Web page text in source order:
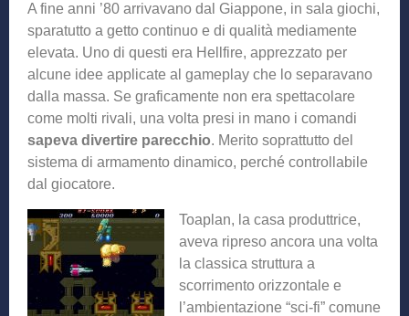
A fine anni ’80 arrivavano dal Giappone, in sala giochi,
sparatutto a getto continuo e di qualità mediamente
elevata. Uno di questi era Hellfire, apprezzato per
alcune idee applicate al gameplay che lo separavano
dalla massa. Se graficamente non era spettacolare
come molti rivali, una volta presi in mano i comandi
sapeva divertire parecchio. Merito soprattutto del
sistema di armamento dinamico, perché controllabile
dal giocatore.
Toaplan, la casa produttrice,
aveva ripreso ancora una volta
la classica struttura a
scorrimento orizzontale e
l’ambientazione “sci-fi” comune